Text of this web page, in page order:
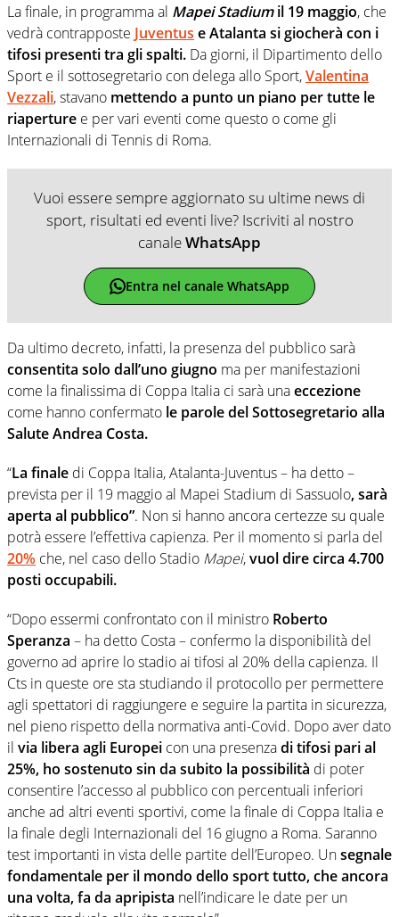
La finale, in programma al Mapei Stadiumil 19 maggio, che
vedrà contrapposte Juventus e Atalanta si giocherà con i
tifosi presenti tra gli spalti. Da giorni, il Dipartimento dello
Sport e il sottosegretario con delega allo Sport,Valentina
Vezzali, stavano mettendo a punto un piano per tutte le
riaperture e per vari eventi come questo o come gli
Internazionali di Tennis di Roma.
Vuoi essere sempre aggiornato su ultime news di
sport, risultati ed eventi live? Iscriviti al nostro
canaleWhatsApp
Entra nel canale WhatsApp
Da ultimo decreto, infatti, la presenza del pubblico sarà
consentita solo dall’uno giugno ma per manifestazioni
come la finalissima di Coppa Italia ci sarà unaeccezione
come hanno confermato le parole del Sottosegretario alla
Salute Andrea Costa.
“La finale di Coppa Italia, Atalanta-Juventus – ha detto –
prevista per il 19 maggio al Mapei Stadium di Sassuolo,sarà
aperta al pubblico”. Non si hanno ancora certezze su quale
potrà essere l’effettiva capienza. Per il momento si parla del
20% che, nel caso dello Stadio Mapei,vuol dire circa 4.700
posti occupabili.
“Dopo essermi confrontato con il ministro Roberto
Speranza – ha detto Costa – confermo la disponibilità del
governo ad aprire lo stadio ai tifosi al 20% della capienza. Il
Cts in queste ore sta studiando il protocollo per permettere
agli spettatori di raggiungere e seguire la partita in sicurezza,
nel pieno rispetto della normativa anti-Covid. Dopo aver dato
il via libera agli Europei con una presenzadi tifosi pari al
25%, ho sostenuto sin da subito la possibilità di poter
consentire l’accesso al pubblico con percentuali inferiori
anche ad altri eventi sportivi, come la finale di Coppa Italia e
la finale degli Internazionali del 16 giugno a Roma. Saranno
test importanti in vista delle partite dell’Europeo. Unsegnale
fondamentale per il mondo dello sport tutto, che ancora
una volta, fa da apripista nell’indicare le date per un